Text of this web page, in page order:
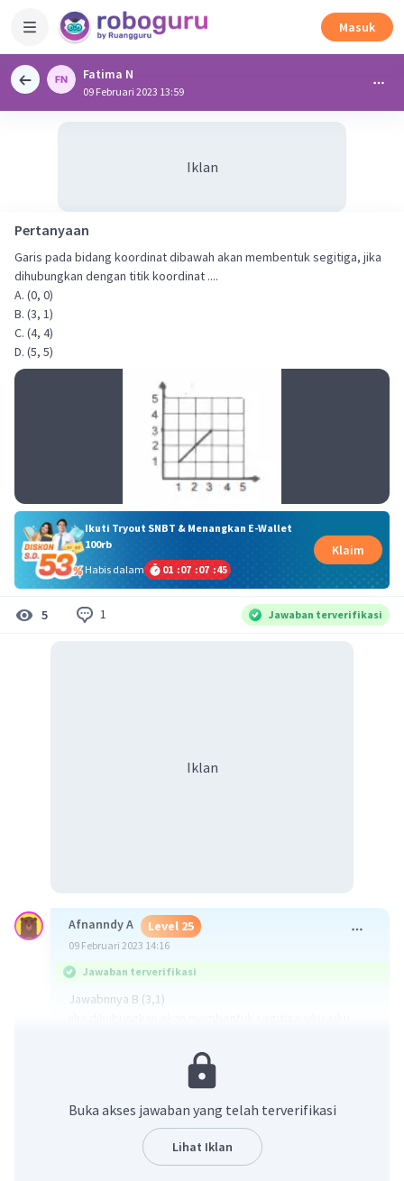
Masuk
Fatima N
09 Februari 2023 13:59
Iklan
Pertanyaan
Garis pada bidang koordinat dibawah akan membentuk segitiga, jika
dihubungkan dengan titik koordinat ....
A. (0, 0)
B. (3, 1)
C. (4, 4)
D. (5, 5)
Ikuti Tryout SNBT & Menangkan E-Wallet
100rb
Habis dalam
01 :07 :07 :45
Klaim
5 1 Jawaban terverifikasi
Iklan
Afnanndy A Level 25
09 Februari 2023 14:16
Jawaban terverifikasi
Jawabnnya B (3,1)
Buka akses jawaban yang telah terverifikasi
Lihat Iklan